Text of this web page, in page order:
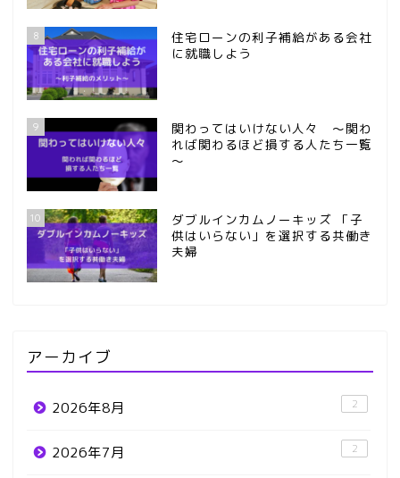
8
住宅ローンの利子補給がある会社
に就職しよう
9
関わってはいけない人々 ～関わ
れば関わるほど損する人たち一覧
～
10
ダブルインカムノーキッズ 「子
供はいらない」を選択する共働き
夫婦
アーカイブ
2026年8月 2
2026年7月 2